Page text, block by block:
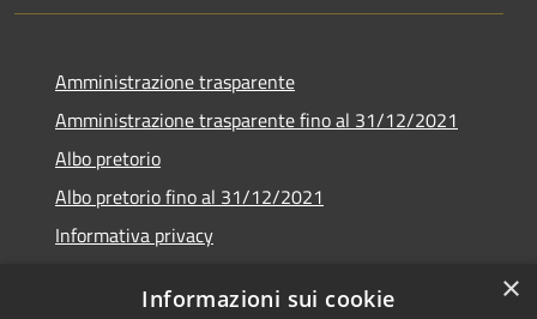
Amministrazione trasparente
Amministrazione trasparente fino al 31/12/2021
Albo pretorio
Albo pretorio fino al 31/12/2021
Informativa privacy
Dichiarazione di accessibilità
×
Informazioni sui cookie